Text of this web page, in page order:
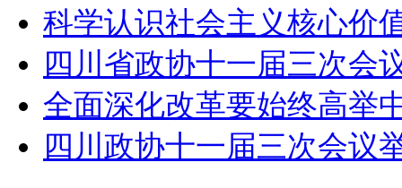
科学认识社会主义核心价
四川省政协十一届三次会
全面深化改革要始终高举
四川政协十一届三次会议